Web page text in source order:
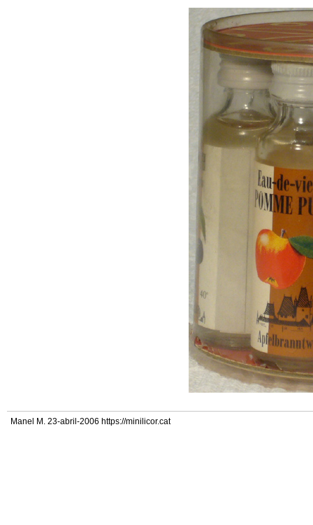
Manel M. 23-abril-2006 https://minilicor.cat